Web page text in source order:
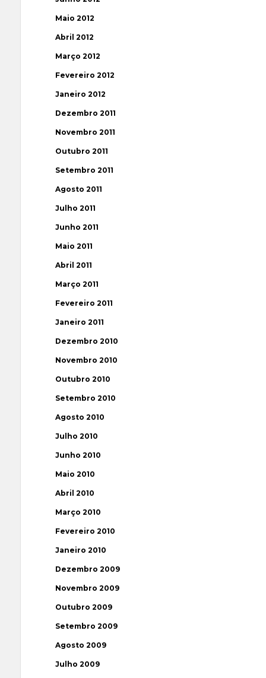
Maio 2012
Abril 2012
Março 2012
Fevereiro 2012
Janeiro 2012
Dezembro 2011
Novembro 2011
Outubro 2011
Setembro 2011
Agosto 2011
Julho 2011
Junho 2011
Maio 2011
Abril 2011
Março 2011
Fevereiro 2011
Janeiro 2011
Dezembro 2010
Novembro 2010
Outubro 2010
Setembro 2010
Agosto 2010
Julho 2010
Junho 2010
Maio 2010
Abril 2010
Março 2010
Fevereiro 2010
Janeiro 2010
Dezembro 2009
Novembro 2009
Outubro 2009
Setembro 2009
Agosto 2009
Julho 2009